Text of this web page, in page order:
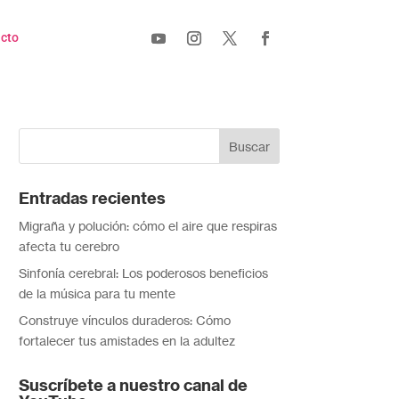
Entradas recientes
Migraña y polución: cómo el aire que respiras
afecta tu cerebro
Sinfonía cerebral: Los poderosos beneficios
de la música para tu mente
Construye vínculos duraderos: Cómo
fortalecer tus amistades en la adultez
Suscríbete a nuestro canal de